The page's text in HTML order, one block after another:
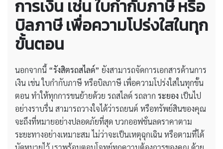
การเงิน เช่น ใบกำกับภาษี หรือ
บิลภาษี เพื่อความโปร่งใสในทุก
ขั้นตอน
นอกจากนี้ “รังสิตรถสไลด์” ยังสามารถจัดการเอกสารด้านการ
เงิน เช่น ใบกำกับภาษี หรือบิลภาษี เพื่อความโปร่งใสในทุกขั้น
ตอน ทำให้ทุกการขนย้ายด้วย รถสไลด์ รถลาก ระยอง เป็นไป
อย่างราบรื่น สามารถวางใจได้ว่ารถยนต์ หรือทรัพย์สินของคุณ
จะถึงที่หมายอย่างปลอดภัยที่สุด บวกออฟชั่นลดราคาตาม
ระยะทางอย่างเหมาะสม ไม่ว่าจะเป็นเหตุฉุกเฉิน หรือตามที่ได้